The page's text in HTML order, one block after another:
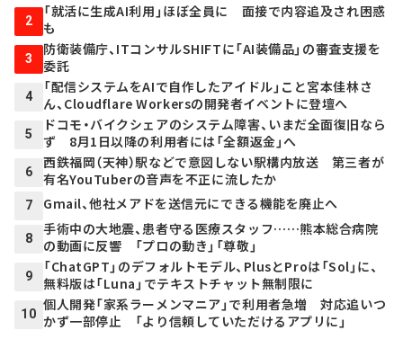
2
「就活に生成AI利用」ほぼ全員に 面接で内容追及され困惑
も
3
防衛装備庁、ITコンサルSHIFTに「AI装備品」の審査支援を
委託
4
「配信システムをAIで自作したアイドル」こと宮本佳林さ
ん、Cloudflare Workersの開発者イベントに登壇へ
5
ドコモ・バイクシェアのシステム障害、いまだ全面復旧なら
ず 8月1日以降の利用者には「全額返金」へ
6
西鉄福岡（天神）駅などで意図しない駅構内放送 第三者が
有名YouTuberの音声を不正に流したか
7 Gmail、他社メアドを送信元にできる機能を廃止へ
8
手術中の大地震、患者守る医療スタッフ……熊本総合病院
の動画に反響 「プロの動き」「尊敬」
9
「ChatGPT」のデフォルトモデル、PlusとProは「Sol」に、
無料版は「Luna」でテキストチャット無制限に
10
個人開発「家系ラーメンマニア」で利用者急増 対応追いつ
かず一部停止 「より信頼していただけるアプリに」